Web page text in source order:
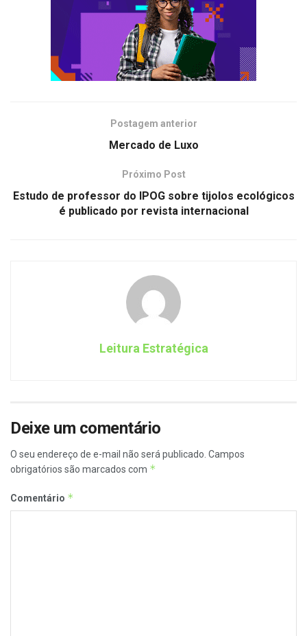
Postagem anterior
Mercado de Luxo
Próximo Post
Estudo de professor do IPOG sobre tijolos ecológicos
é publicado por revista internacional
Leitura Estratégica
Deixe um comentário
O seu endereço de e-mail não será publicado. Campos
obrigatórios são marcados com *
Comentário *